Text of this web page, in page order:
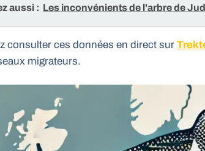
aussi : Les inconvénients de l'arbre de
consulter ces données en direct sur
migrateurs.